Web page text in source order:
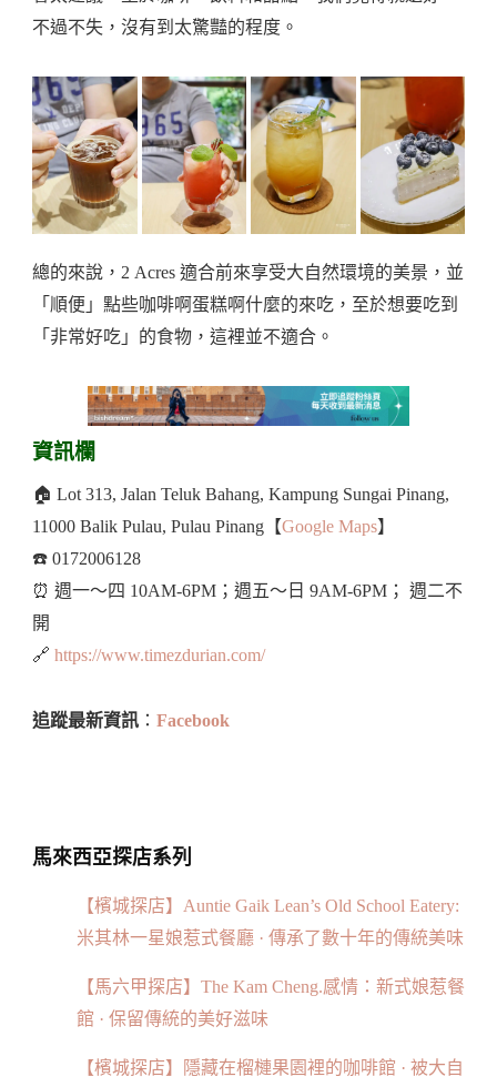
不過不失，沒有到太驚豔的程度。
總的來說，2 Acres 適合前來享受大自然環境的美景，並
「順便」點些咖啡啊蛋糕啊什麼的來吃，至於想要吃到
「非常好吃」的食物，這裡並不適合。
資訊欄
🏠 Lot 313, Jalan Teluk Bahang, Kampung Sungai Pinang,
11000 Balik Pulau, Pulau Pinang【Google Maps】
☎️ 0172006128
⏰ 週一～四 10AM-6PM；週五～日 9AM-6PM； 週二不
開
🔗 https://www.timezdurian.com/
追蹤最新資訊 ： Facebook
馬來西亞探店系列
【檳城探店】Auntie Gaik Lean’s Old School Eatery:
米其林一星娘惹式餐廳 · 傳承了數十年的傳統美味
【馬六甲探店】The Kam Cheng.感情：新式娘惹餐
館 · 保留傳統的美好滋味
【檳城探店】隱藏在榴槤果園裡的咖啡館 · 被大自